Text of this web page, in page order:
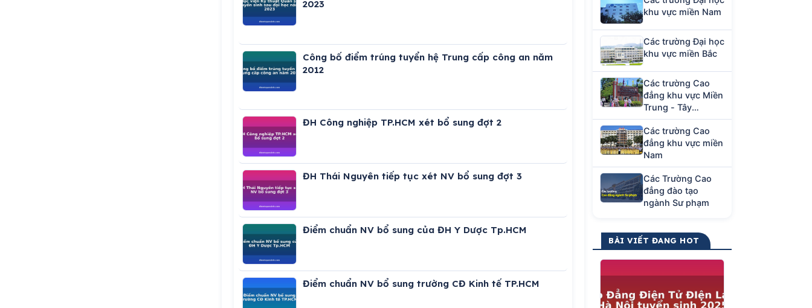
2023
Công bố điểm trúng tuyển hệ Trung cấp công an năm
2012
ĐH Công nghiệp TP.HCM xét bổ sung đợt 2
ĐH Thái Nguyên tiếp tục xét NV bổ sung đợt 3
Điểm chuẩn NV bổ sung của ĐH Y Dược Tp.HCM
Điểm chuẩn NV bổ sung trường CĐ Kinh tế TP.HCM
khu vực miền Nam
Các trường Đại học
khu vực miền Bắc
Các trường Cao
đẳng khu vực Miền
Trung - Tây
Nguyên
Các trường Cao
đẳng khu vực miền
Nam
Các Trường Cao
đẳng đào tạo
ngành Sư phạm
BÀI VIẾT ĐANG HOT